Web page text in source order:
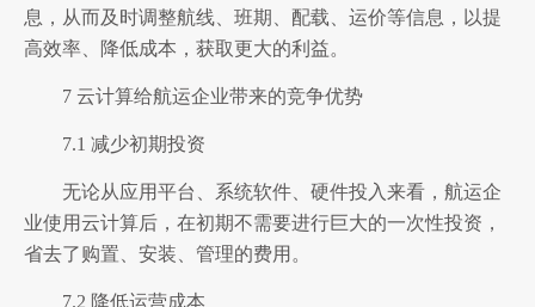
息，从而及时调整航线、班期、配载、运价等信息，以提
高效率、降低成本，获取更大的利益。
7 云计算给航运企业带来的竞争优势
7.1 减少初期投资
无论从应用平台、系统软件、硬件投入来看，航运企
业使用云计算后，在初期不需要进行巨大的一次性投资，
省去了购置、安装、管理的费用。
7.2 降低运营成本